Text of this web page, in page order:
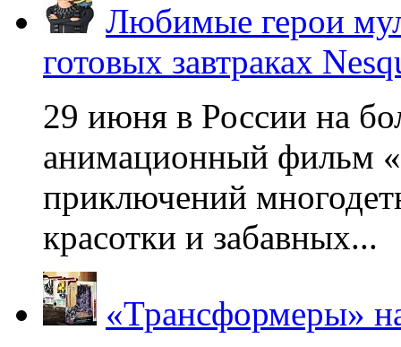
Любимые герои
готовых завтраках
29 июня в России на
анимационный фильм
приключений
красотки и забавных...
«Трансформеры»